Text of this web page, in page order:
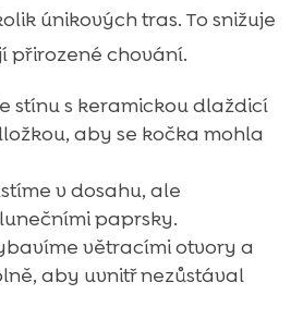
únikových tras. To snižuje
přirozené chování.
stínu s keramickou dlaždicí
aby se kočka mohla
v dosahu, ale
paprsky.
větracími otvory a
aby uvnitř nezůstával